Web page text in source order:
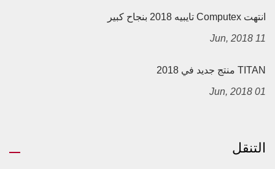
انتهت Computex تايبيه 2018 بنجاح كبير
11 Jun, 2018
TITAN منتج جديد في 2018
01 Jun, 2018
التنقل